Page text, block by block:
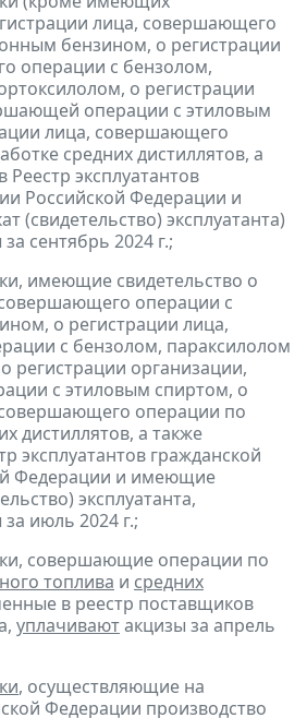
лица, совершающего
бензином, о регистрации
операции с бензолом,
о регистрации
операции с этиловым
лица, совершающего
средних дистиллятов, а
эксплуатантов
Российской Федерации и
(свидетельство) эксплуатанта)
сентябрь 2024 г.;
имеющие свидетельство о
операции с
о регистрации лица,
с бензолом, параксилолом
регистрации организации,
с этиловым спиртом, о
операции по
дистиллятов, а также
эксплуатантов гражданской
Федерации и имеющие
эксплуатанта,
июль 2024 г.;
совершающие операции по
топлива и средних
в реестр поставщиков
уплачиваютакцизы за апрель
, осуществляющие на
Федерации производство